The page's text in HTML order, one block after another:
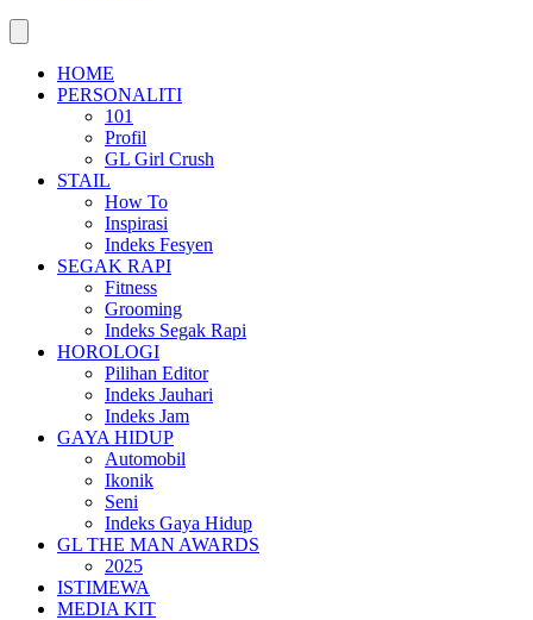
HOME
PERSONALITI
101
Profil
GL Girl Crush
STAIL
How To
Inspirasi
Indeks Fesyen
SEGAK RAPI
Fitness
Grooming
Indeks Segak Rapi
HOROLOGI
Pilihan Editor
Indeks Jauhari
Indeks Jam
GAYA HIDUP
Automobil
Ikonik
Seni
Indeks Gaya Hidup
GL THE MAN AWARDS
2025
ISTIMEWA
MEDIA KIT